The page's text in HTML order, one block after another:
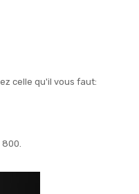
celle qu'il vous faut:
800.